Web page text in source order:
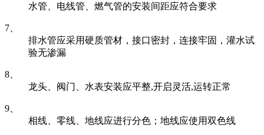
水管、电线管、燃气管的安装间距应符合要求
7、
排水管应采用硬质管材，接口密封，连接牢固，灌水试
验无渗漏
8、
龙头、阀门、水表安装应平整,开启灵活,运转正常
9、
相线、零线、地线应进行分色；地线应使用双色线